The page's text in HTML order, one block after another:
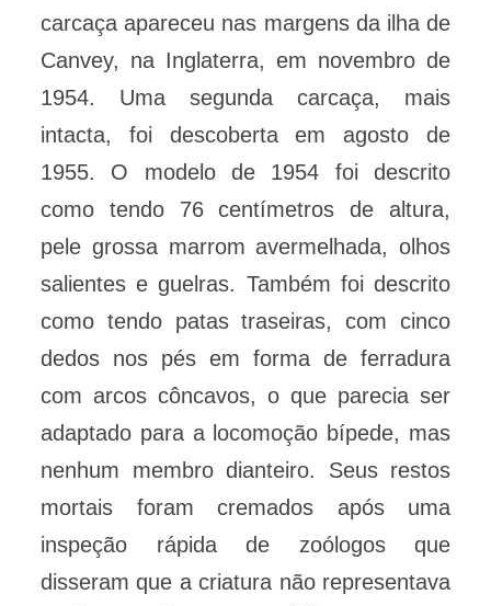
carcaça apareceu nas margens da ilha de
Canvey, na Inglaterra, em novembro de
1954. Uma segunda carcaça, mais
intacta, foi descoberta em agosto de
1955. O modelo de 1954 foi descrito
como tendo 76 centímetros de altura,
pele grossa marrom avermelhada, olhos
salientes e guelras. Também foi descrito
como tendo patas traseiras, com cinco
dedos nos pés em forma de ferradura
com arcos côncavos, o que parecia ser
adaptado para a locomoção bípede, mas
nenhum membro dianteiro. Seus restos
mortais foram cremados após uma
inspeção rápida de zoólogos que
disseram que a criatura não representava